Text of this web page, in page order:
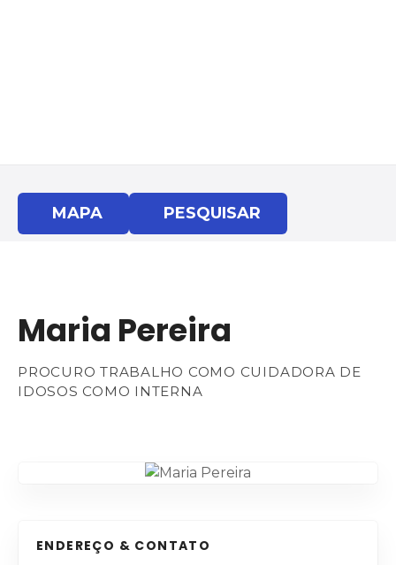
MAPA PESQUISAR
Maria Pereira
PROCURO TRABALHO COMO CUIDADORA DE
IDOSOS COMO INTERNA
ENDEREÇO & CONTATO